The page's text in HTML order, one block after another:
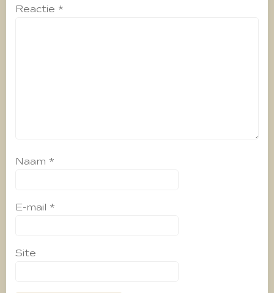
Reactie *
Naam *
E-mail *
Site